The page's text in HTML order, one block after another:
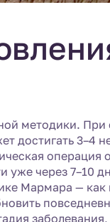
методики.
достигать 3–4
операция
через 7–10
Мармара — как